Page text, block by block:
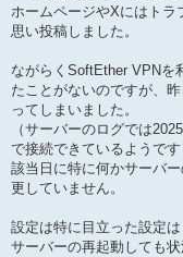
ホームページやXにはトラ
思い投稿しました。
ながらくSoftEther VPNを
たことがないのですが、
ってしまいました。
（サーバーのログでは
で接続できているようです
該当日に特に何かサーバ
更していません。
設定は特に目立った設定
サーバーの再起動しても状